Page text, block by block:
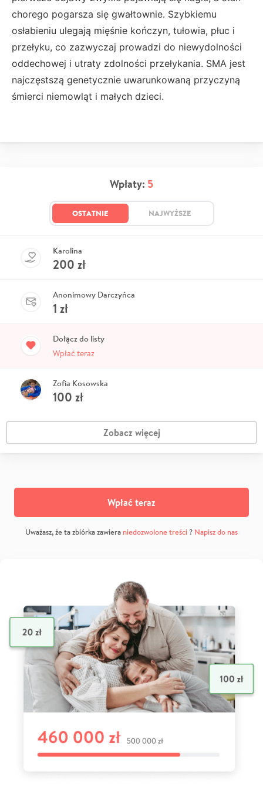
chorego pogarsza się gwałtownie. Szybkiemu
osłabieniu ulegają mięśnie kończyn, tułowia, płuc i
przełyku, co zazwyczaj prowadzi do niewydolności
oddechowej i utraty zdolności przełykania. SMA jest
najczęstszą genetycznie uwarunkowaną przyczyną
śmierci niemowląt i małych dzieci.
Wpłaty: 5
OSTATNIE NAJWYŻSZE
Karolina
200 zł
Anonimowy Darczyńca
1 zł
Dołącz do listy
Wpłać teraz
Zofia Kosowska
100 zł
Zobacz więcej
Wpłać teraz
Uważasz, że ta zbiórka zawiera niedozwolone treści? Napisz do nas